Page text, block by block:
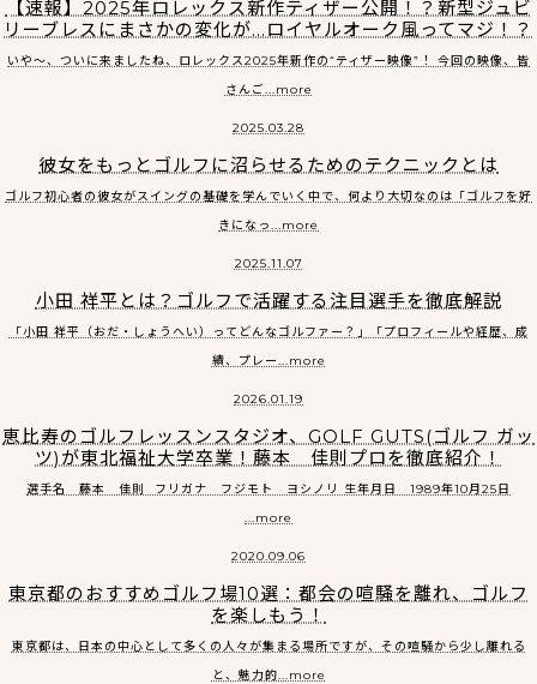
【速報】2025年ロレックス新作ティザー公開！？新型ジュビ
リーブレスにまさかの変化が…ロイヤルオーク風ってマジ！？
いや〜、ついに来ましたね、ロレックス2025年新作の“ティザー映像”！ 今回の映像、皆
さんご...more
2025.03.28
彼女をもっとゴルフに沼らせるためのテクニックとは
ゴルフ初心者の彼女がスイングの基礎を学んでいく中で、何より大切なのは「ゴルフを好
きになっ...more
2025.11.07
小田 祥平とは？ゴルフで活躍する注目選手を徹底解説
「小田 祥平（おだ・しょうへい）ってどんなゴルファー？」「プロフィールや経歴、成
績、プレー...more
2026.01.19
恵比寿のゴルフレッスンスタジオ、GOLF GUTS(ゴルフ ガッ
ツ)が東北福祉大学卒業！藤本 佳則プロを徹底紹介！
選手名 藤本 佳則 フリガナ フジモト ヨシノリ 生年月日 1989年10月25日
...more
2020.09.06
東京都のおすすめゴルフ場10選：都会の喧騒を離れ、ゴルフ
を楽しもう！
東京都は、日本の中心として多くの人々が集まる場所ですが、その喧騒から少し離れる
と、魅力的...more